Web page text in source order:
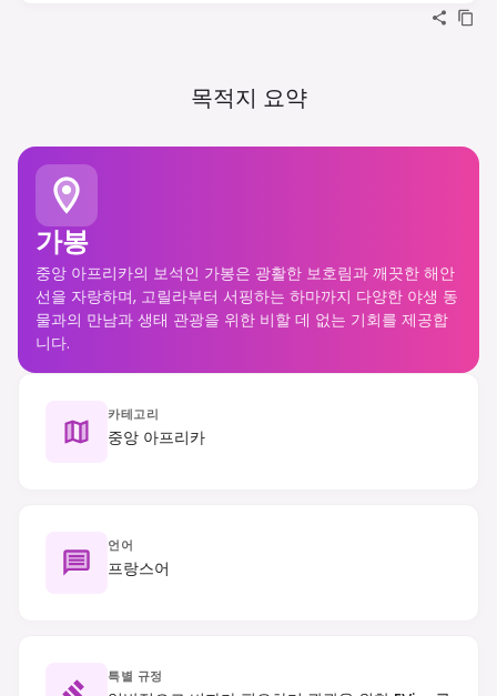
목적지 요약
가봉
중앙 아프리카의 보석인 가봉은 광활한 보호림과 깨끗한 해안
선을 자랑하며, 고릴라부터 서핑하는 하마까지 다양한 야생 동
물과의 만남과 생태 관광을 위한 비할 데 없는 기회를 제공합
니다.
카테고리
중앙 아프리카
언어
프랑스어
특별 규정